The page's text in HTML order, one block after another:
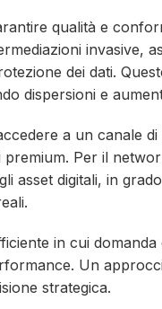
qualità e
dei dati.
dispersioni e
a un canale
Per il
asset digitali, in
in cui
Un
strategica.